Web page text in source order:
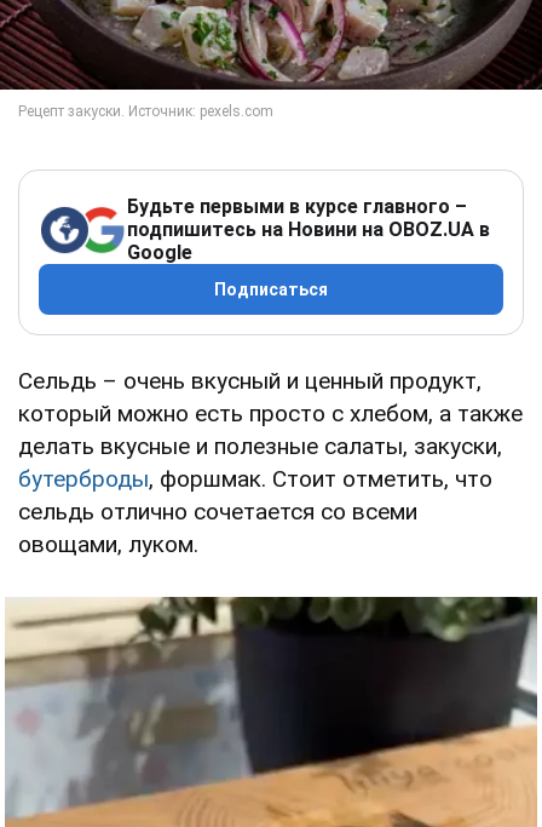
Будьте первыми в курсе главного –
подпишитесь на Новини на OBOZ.UA в
Google
Подписаться
Сельдь – очень вкусный и ценный продукт,
который можно есть просто с хлебом, а также
делать вкусные и полезные салаты, закуски,
бутерброды, форшмак. Стоит отметить, что
сельдь отлично сочетается со всеми
овощами, луком.